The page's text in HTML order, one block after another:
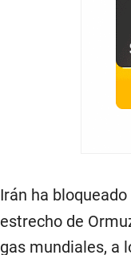
Irán ha
estrecho de
gas mundiales, a